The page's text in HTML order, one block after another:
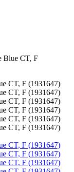
Blue CT, F